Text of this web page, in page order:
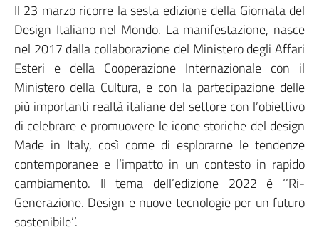
Il 23 marzo ricorre la sesta edizione della Giornata del
Design Italiano nel Mondo. La manifestazione, nasce
nel 2017 dalla collaborazione del Ministero degli Affari
Esteri e della Cooperazione Internazionale con il
Ministero della Cultura, e con la partecipazione delle
più importanti realtà italiane del settore con l’obiettivo
di celebrare e promuovere le icone storiche del design
Made in Italy, così come di esplorarne le tendenze
contemporanee e l’impatto in un contesto in rapido
cambiamento. Il tema dell’edizione 2022 è ‘’Ri-
Generazione. Design e nuove tecnologie per un futuro
sostenibile’’.